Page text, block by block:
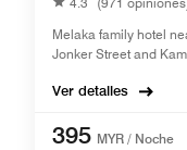
Melaka family hotel
Jonker Street and
Ver detalles
395 MYR / Noche